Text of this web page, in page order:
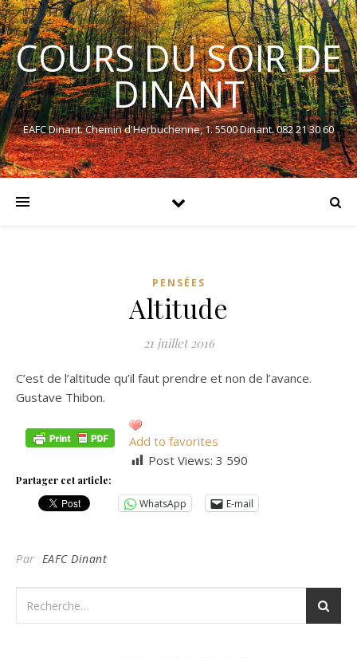
COURS DU SOIR DE
DINANT
EAFC Dinant. Chemin d'Herbuchenne, 1. 5500 Dinant. 082 21 30 60
PENSÉES
Altitude
21 juillet 2016
C’est de l’altitude qu’il faut prendre et non de l’avance.
Gustave Thibon.
Add to favorites
Post Views: 3 590
Partager cet article:
WhatsApp E-mail
Par EAFC Dinant